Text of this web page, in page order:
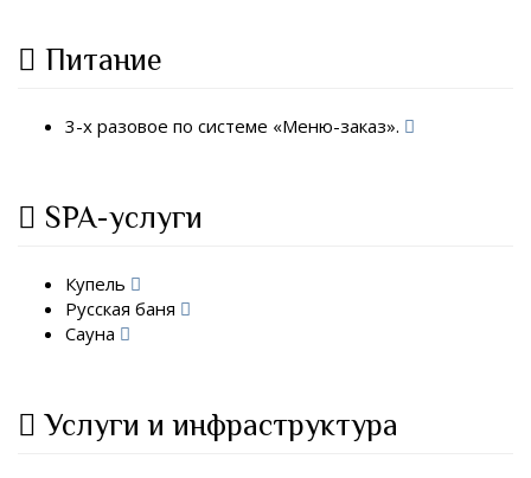
Питание
3-х разовое по системе «Меню-заказ».
SPA-услуги
Купель
Русская баня
Сауна
Услуги и инфраструктура